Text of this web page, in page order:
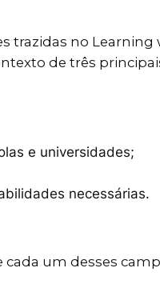
trazidas no
de três
e universidades;
necessárias.
um desses